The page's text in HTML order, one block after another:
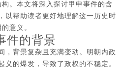
。本文将深入探讨甲申事件的含
以帮助读者更好地理解这一历史时
的意义。
件的背景
，背景复杂且充满变动。明朝内政
义的爆发，导致了政权的不稳定。